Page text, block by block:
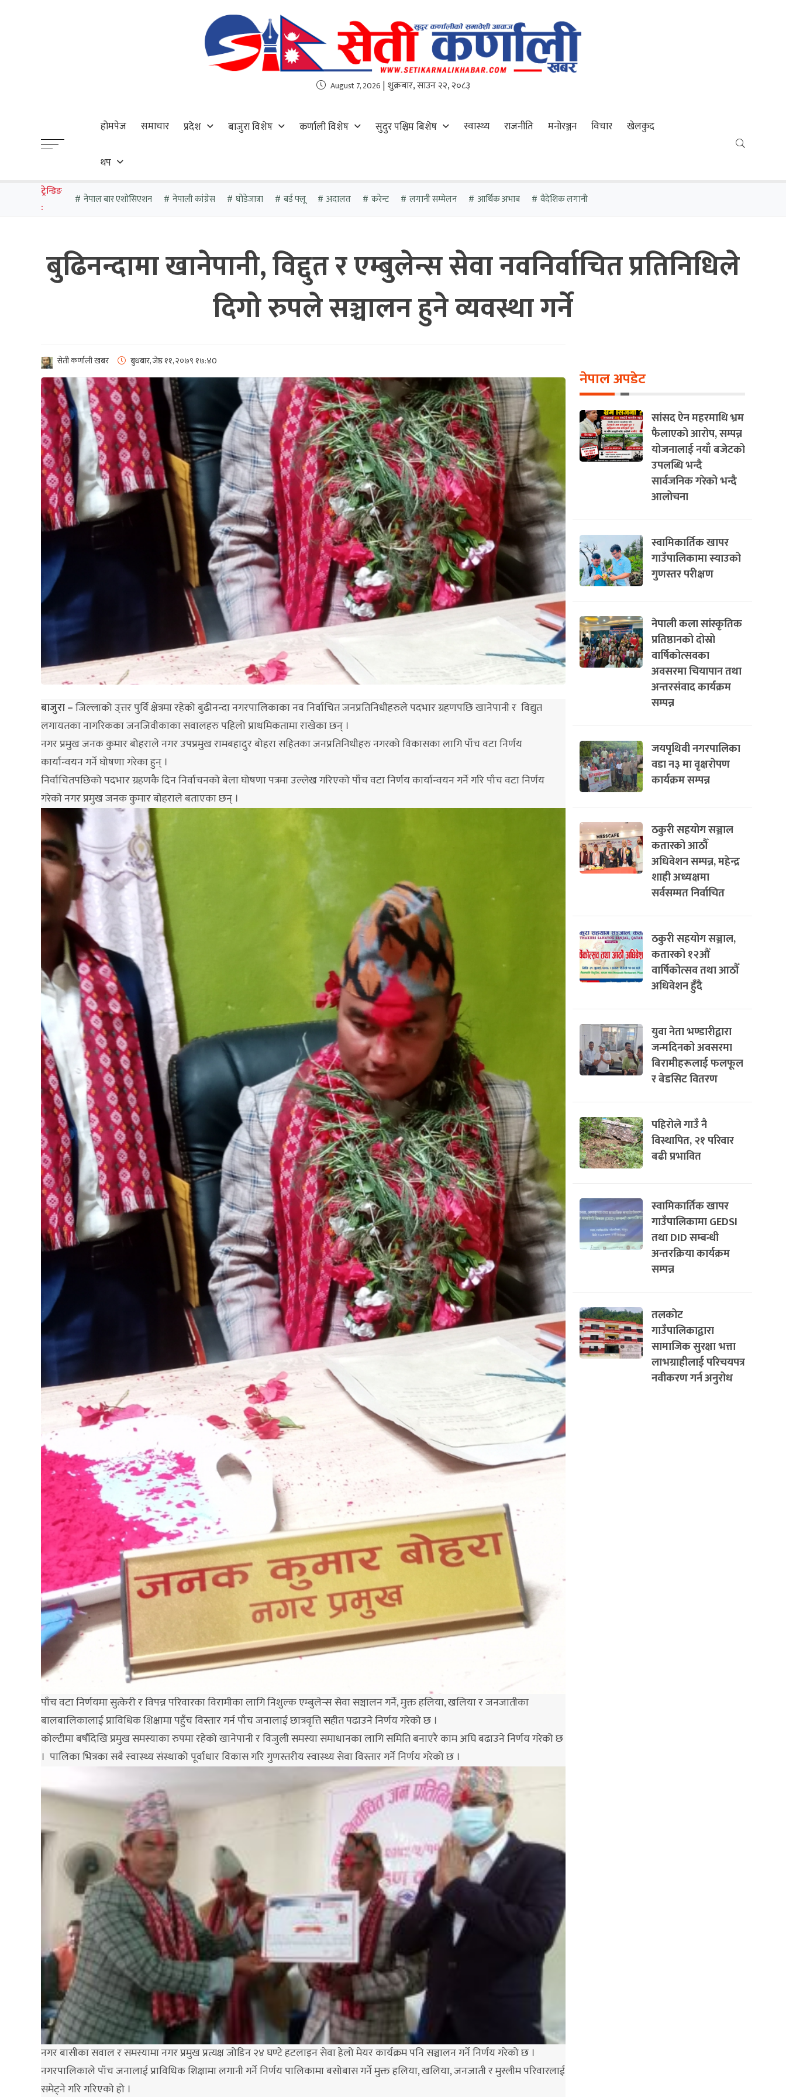
August 7, 2026 | शुक्रबार, साउन २२, २०८३
होमपेज समाचार प्रदेश बाजुरा विशेष कर्णाली विशेष सुदुर पश्चिम बिशेष स्वास्थ्य राजनीति मनोरञ्जन विचार खेलकुद
थप
ट्रेन्डिङ
:
नेपाल बार एशोसिएशन नेपाली कांग्रेस घोडेजात्रा बर्ड फ्लू अदालत करेन्ट लगानी सम्मेलन आर्थिक अभाब वैदेशिक लगानी
बुढिनन्दामा खानेपानी, विद्दुत र एम्बुलेन्स सेवा नवनिर्वाचित प्रतिनिधिले
दिगो रुपले सञ्चालन हुने व्यवस्था गर्ने
सेती कर्णाली खबर बुधबार, जेष्ठ ११, २०७९ १७:४0
बाजुरा –जिल्लाको उ्त्तर पुर्वि क्षेत्रमा रहेको बुढीनन्दा नगरपालिकाका नव निर्वाचित जनप्रतिनिधीहरुले पदभार ग्रहणपछि खानेपानी र विद्युत
लगायतका नागरिकका जनजिवीकाका सवालहरु पहिलो प्राथमिकतामा राखेका छन् ।
नगर प्रमुख जनक कुमार बोहराले नगर उपप्रमुख रामबहादुर बोहरा सहितका जनप्रतिनिधीहरु नगरको विकासका लागि पाँच वटा निर्णय
कार्यान्वयन गर्ने घोषणा गरेका हुन् ।
निर्वाचितपछिको पदभार ग्रहणकै दिन निर्वाचनको बेला घोषणा पत्रमा उल्लेख गरिएको पाँच वटा निर्णय कार्यान्वयन गर्ने गरि पाँच वटा निर्णय
गरेको नगर प्रमुख जनक कुमार बोहराले बताएका छन् ।
पाँच वटा निर्णयमा सुत्केरी र विपन्न परिवारका विरामीका लागि निशुल्क एम्बुलेन्स सेवा सञ्चालन गर्ने, मुक्त हलिया, खलिया र जनजातीका
बालबालिकालाई प्राविधिक शिक्षामा पहुँच विस्तार गर्न पाँच जनालाई छात्रवृत्ति सहीत पढाउने निर्णय गरेको छ ।
कोल्टीमा बर्षौदेखि प्रमुख समस्याका रुपमा रहेको खानेपानी र विजुली समस्या समाधानका लागि समिति बनाएरै काम अघि बढाउने निर्णय गरेको छ
। पालिका भित्रका सबै स्वास्थ्य संस्थाको पूर्वाधार विकास गरि गुणस्तरीय स्वास्थ्य सेवा विस्तार गर्ने निर्णय गरेको छ ।
नगर बासीका सवाल र समस्यामा नगर प्रमुख प्रत्यक्ष जोडिन २४ घण्टे हटलाइन सेवा हेलो मेयर कार्यक्रम पनि सञ्चालन गर्ने निर्णय गरेको छ ।
नगरपालिकाले पाँच जनालाई प्राविधिक शिक्षामा लगानी गर्ने निर्णय पालिकामा बसोबास गर्ने मुक्त हलिया, खलिया, जनजाती र मुस्लीम परिवारलाई
समेट्ने गरि गरिएको हो ।
नेपाल अपडेट
सांसद ऐन महरमाथि भ्रम
फैलाएको आरोप, सम्पन्न
योजनालाई नयाँ बजेटको
उपलब्धि भन्दै
सार्वजनिक गरेको भन्दै
आलोचना
स्वामिकार्तिक खापर
गाउँपालिकामा स्याउको
गुणस्तर परीक्षण
नेपाली कला सांस्कृतिक
प्रतिष्ठानको दोस्रो
वार्षिकोत्सवका
अवसरमा चियापान तथा
अन्तरसंवाद कार्यक्रम
सम्पन्न
जयपृथिवी नगरपालिका
वडा न३ मा वृक्षरोपण
कार्यक्रम सम्पन्न
ठकुरी सहयोग सञ्जाल
कतारको आठौँ
अधिवेशन सम्पन्न, महेन्द्र
शाही अध्यक्षमा
सर्वसम्मत निर्वाचित
ठकुरी सहयोग सञ्जाल,
कतारको १२औँ
वार्षिकोत्सव तथा आठौँ
अधिवेशन हुँदै
युवा नेता भण्डारीद्वारा
जन्मदिनको अवसरमा
बिरामीहरूलाई फलफूल
र बेडसिट वितरण
पहिरोले गाउँ नै
विस्थापित, २१ परिवार
बढी प्रभावित
स्वामिकार्तिक खापर
गाउँपालिकामा GEDSI
तथा DID सम्बन्धी
अन्तरक्रिया कार्यक्रम
सम्पन्न
तलकोट
गाउँपालिकाद्वारा
सामाजिक सुरक्षा भत्ता
लाभग्राहीलाई परिचयपत्र
नवीकरण गर्न अनुरोध